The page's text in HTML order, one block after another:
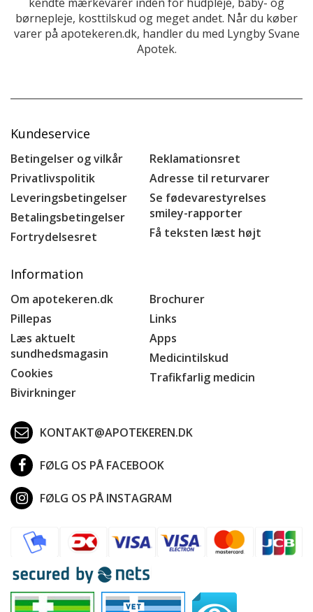
børnepleje, kosttilskud og meget andet. Når du køber
varer på apotekeren.dk, handler du med Lyngby Svane
Apotek.
Kundeservice
Betingelser og vilkår
Privatlivspolitik
Leveringsbetingelser
Betalingsbetingelser
Fortrydelsesret
Reklamationsret
Adresse til returvarer
Se fødevarestyrelses
smiley-rapporter
Få teksten læst højt
Information
Om apotekeren.dk
Pillepas
Læs aktuelt
sundhedsmagasin
Cookies
Bivirkninger
Brochurer
Links
Apps
Medicintilskud
Trafikfarlig medicin
KONTAKT@APOTEKEREN.DK
FØLG OS PÅ FACEBOOK
FØLG OS PÅ INSTAGRAM